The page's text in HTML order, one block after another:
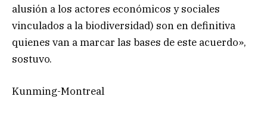
alusión a los actores económicos y sociales
vinculados a la biodiversidad) son en definitiva
quienes van a marcar las bases de este acuerdo»,
sostuvo.
Kunming-Montreal